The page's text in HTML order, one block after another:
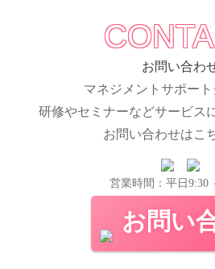
お問い合わ
マネジメントサポー
研修やセミナーなどサービス
お問い合わせはこ
営業時間：平日9:30
お問い